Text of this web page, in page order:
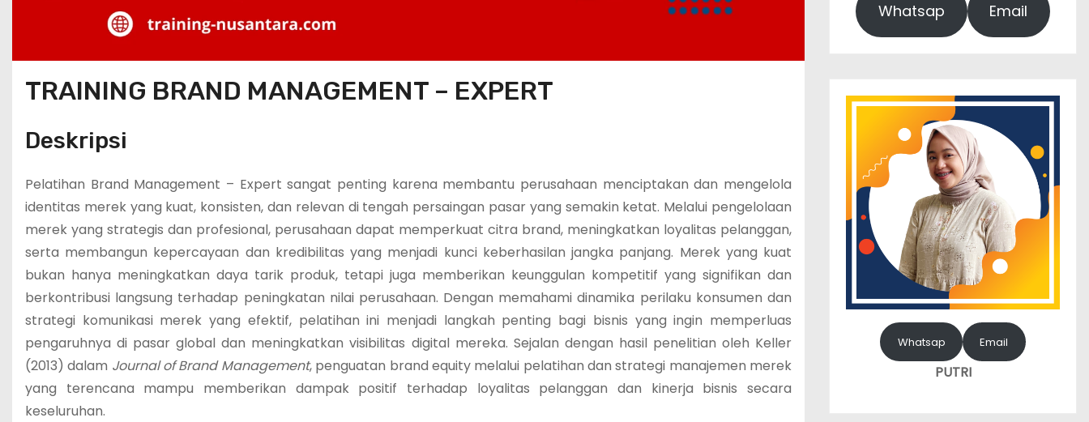
TRAINING BRAND MANAGEMENT – EXPERT
Deskripsi
Pelatihan Brand Management – Expert sangat penting karena membantu perusahaan menciptakan dan mengelola
identitas merek yang kuat, konsisten, dan relevan di tengah persaingan pasar yang semakin ketat. Melalui pengelolaan
merek yang strategis dan profesional, perusahaan dapat memperkuat citra brand, meningkatkan loyalitas pelanggan,
serta membangun kepercayaan dan kredibilitas yang menjadi kunci keberhasilan jangka panjang. Merek yang kuat
bukan hanya meningkatkan daya tarik produk, tetapi juga memberikan keunggulan kompetitif yang signifikan dan
berkontribusi langsung terhadap peningkatan nilai perusahaan. Dengan memahami dinamika perilaku konsumen dan
strategi komunikasi merek yang efektif, pelatihan ini menjadi langkah penting bagi bisnis yang ingin memperluas
pengaruhnya di pasar global dan meningkatkan visibilitas digital mereka. Sejalan dengan hasil penelitian oleh Keller
(2013) dalam Journal of Brand Management, penguatan brand equity melalui pelatihan dan strategi manajemen merek
yang terencana mampu memberikan dampak positif terhadap loyalitas pelanggan dan kinerja bisnis secara
keseluruhan.
Whatsap Email
Whatsap Email
PUTRI